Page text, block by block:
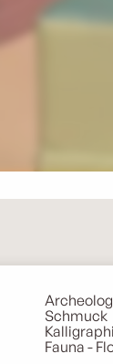
Schmuck
Fauna -